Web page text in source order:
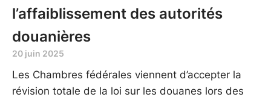
l’affaiblissement des autorités
douanières
20 juin 2025
Les Chambres fédérales viennent d’accepter la
révision totale de la loi sur les douanes lors des